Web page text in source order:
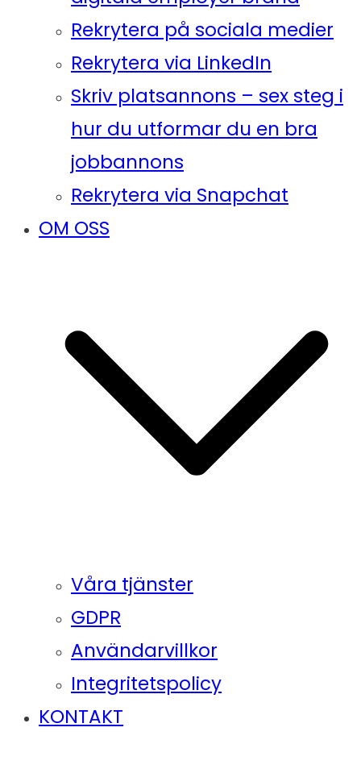
Rekrytera på sociala medier
Rekrytera via LinkedIn
Skriv platsannons – sex steg i
hur du utformar du en bra
jobbannons
Rekrytera via Snapchat
OM OSS
Våra tjänster
GDPR
Användarvillkor
Integritetspolicy
KONTAKT